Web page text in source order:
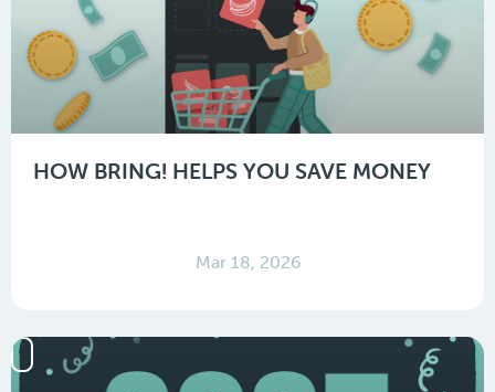
HOW BRING! HELPS YOU SAVE MONEY
Mar 18, 2026